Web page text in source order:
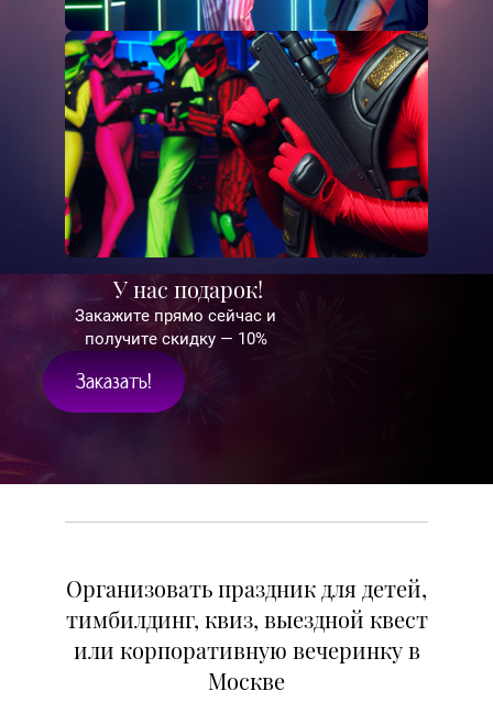
У нас подарок!
Закажите прямо сейчас и
получите скидку — 10%
Заказать!
Организовать праздник для детей,
тимбилдинг, квиз, выездной квест
или корпоративную вечеринку в
Москве